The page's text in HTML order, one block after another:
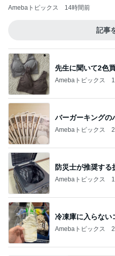
Amebaトピックス 14時間前
記事
先生に聞いて2色
Amebaトピックス
バーガーキングの
Amebaトピックス
防災士が推奨する
Amebaトピックス
冷凍庫に入らない
Amebaトピックス